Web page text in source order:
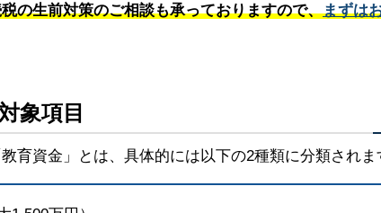
の生前対策のご相談も承っておりますので、まずは
象項目
育資金」とは、具体的には以下の2種類に分類されま